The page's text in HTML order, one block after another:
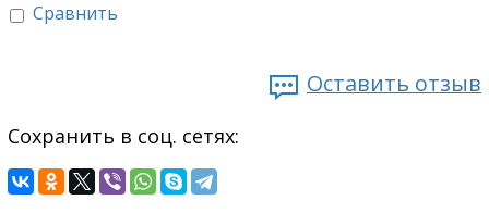
Сравнить
Оставить отзыв
Сохранить в соц. сетях: